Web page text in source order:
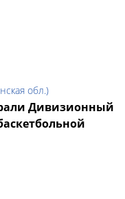
обл.)
Дивизионный